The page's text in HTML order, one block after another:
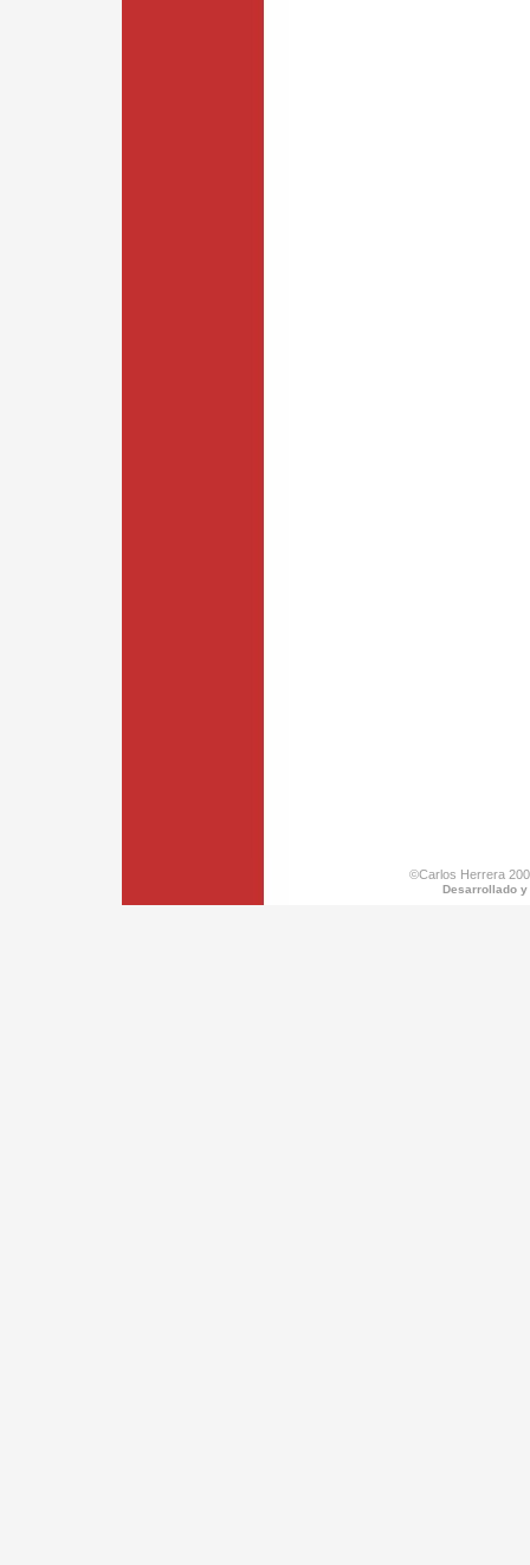
©Carlos Herrera
Desarrollado